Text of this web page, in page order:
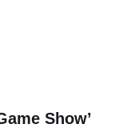
Show’